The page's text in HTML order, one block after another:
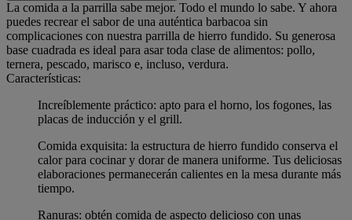
La comida a la parrilla sabe mejor. Todo el mundo lo sabe. Y ahora
puedes recrear el sabor de una auténtica barbacoa sin
complicaciones con nuestra parrilla de hierro fundido. Su generosa
base cuadrada es ideal para asar toda clase de alimentos: pollo,
ternera, pescado, marisco e, incluso, verdura.
Características:
Increíblemente práctico: apto para el horno, los fogones, las
placas de inducción y el grill.
Comida exquisita: la estructura de hierro fundido conserva el
calor para cocinar y dorar de manera uniforme. Tus deliciosas
elaboraciones permanecerán calientes en la mesa durante más
tiempo.
Ranuras: obtén comida de aspecto delicioso con unas